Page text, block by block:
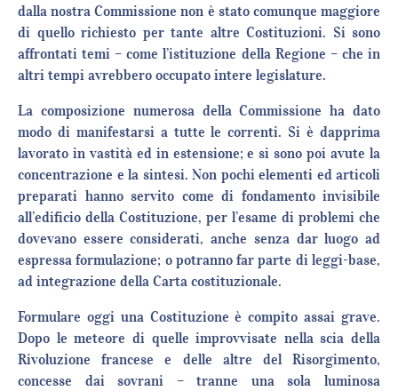
dalla nostra Commissione non è stato comunque maggiore
di quello richiesto per tante altre Costituzioni. Si sono
affrontati temi – come l’istituzione della Regione – che in
altri tempi avrebbero occupato intere legislature.
La composizione numerosa della Commissione ha dato
modo di manifestarsi a tutte le correnti. Si è dapprima
lavorato in vastità ed in estensione; e si sono poi avute la
concentrazione e la sintesi. Non pochi elementi ed articoli
preparati hanno servito come di fondamento invisibile
all’edificio della Costituzione, per l’esame di problemi che
dovevano essere considerati, anche senza dar luogo ad
espressa formulazione; o potranno far parte di leggi-base,
ad integrazione della Carta costituzionale.
Formulare oggi una Costituzione è compito assai grave.
Dopo le meteore di quelle improvvisate nella scia della
Rivoluzione francese e delle altre del Risorgimento,
concesse dai sovrani – tranne una sola luminosa